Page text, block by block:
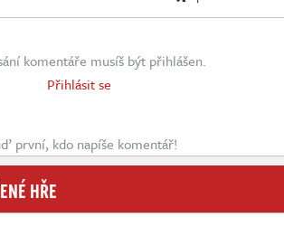
komentáře musíš být přihlášen.
Přihlásit se
první, kdo napíše komentář!
HŘE